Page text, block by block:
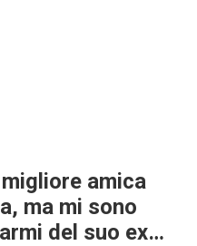
amica
ma mi sono
del suo ex…